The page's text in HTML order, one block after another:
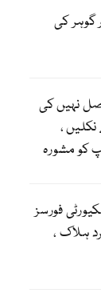
گوہر کی
نہیں کی
،
کو مشورہ
فورسز
ہلاک ،